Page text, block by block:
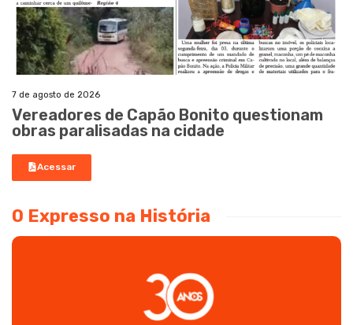
7 de agosto de 2026
Vereadores de Capão Bonito questionam
obras paralisadas na cidade
Acessar
O Expresso na História